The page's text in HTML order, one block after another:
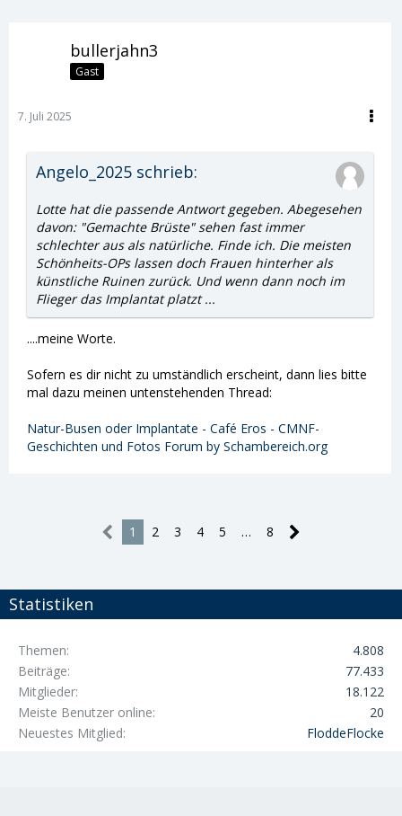
bullerjahn3
Gast
7. Juli 2025
Angelo_2025 schrieb:
Lotte hat die passende Antwort gegeben. Abegesehen
davon: "Gemachte Brüste" sehen fast immer
schlechter aus als natürliche. Finde ich. Die meisten
Schönheits-OPs lassen doch Frauen hinterher als
künstliche Ruinen zurück. Und wenn dann noch im
Flieger das Implantat platzt ...
....meine Worte.
Sofern es dir nicht zu umständlich erscheint, dann lies bitte
mal dazu meinen untenstehenden Thread:
Natur-Busen oder Implantate - Café Eros - CMNF-
Geschichten und Fotos Forum by Schambereich.org
1 2 3 4 5 … 8
Statistiken
Themen
4.808
Beiträge
77.433
Mitglieder
18.122
Meiste Benutzer online
20
Neuestes Mitglied
FloddeFlocke